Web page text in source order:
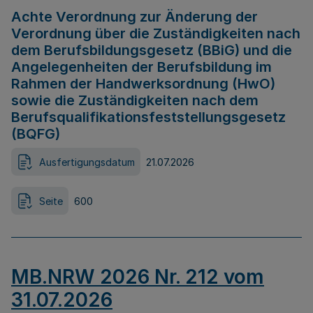
Achte Verordnung zur Änderung der
Verordnung über die Zuständigkeiten nach
dem Berufsbildungsgesetz (BBiG) und die
Angelegenheiten der Berufsbildung im
Rahmen der Handwerksordnung (HwO)
sowie die Zuständigkeiten nach dem
Berufsqualifikationsfeststellungsgesetz
(BQFG)
Ausfertigungsdatum 21.07.2026
Seite 600
MB.NRW 2026 Nr. 212 vom
31.07.2026